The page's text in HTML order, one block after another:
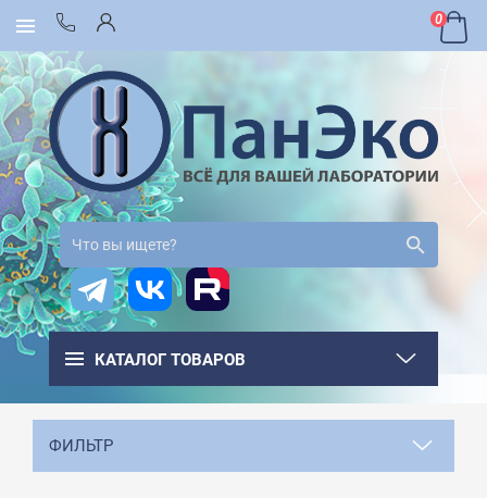
0
КАТАЛОГ ТОВАРОВ
ФИЛЬТР